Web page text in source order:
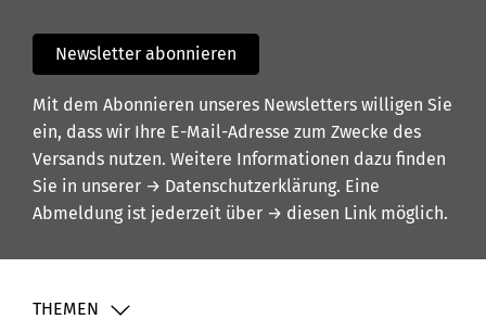
Newsletter abonnieren
Mit dem Abonnieren unseres Newsletters willigen Sie
ein, dass wir Ihre E-Mail-Adresse zum Zwecke des
Versands nutzen. Weitere Informationen dazu finden
Sie in unserer → Datenschutzerklärung. Eine
Abmeldung ist jederzeit über → diesen Link möglich.
THEMEN